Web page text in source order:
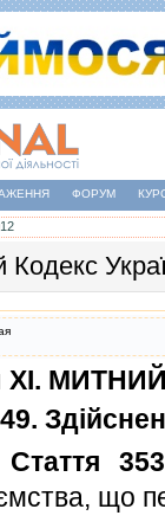
ФОРУМ
Кодекс
XI.
Стаття 353
що